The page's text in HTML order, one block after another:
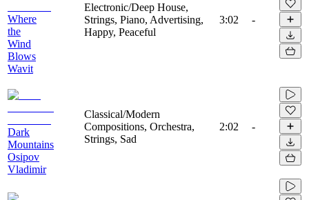
Where
the
Wind
Blows
Wavit
Electronic/Deep House,
Strings, Piano, Advertising,
Happy, Peaceful
3:02 -
Dark
Mountains
Osipov
Vladimir
Classical/Modern
Compositions, Orchestra,
Strings, Sad
2:02 -